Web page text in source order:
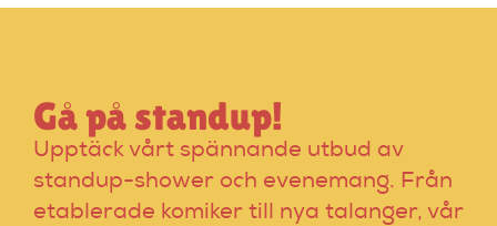
Gå på standup!
Upptäck vårt spännande utbud av
standup-shower och evenemang. Från
etablerade komiker till nya talanger, vår